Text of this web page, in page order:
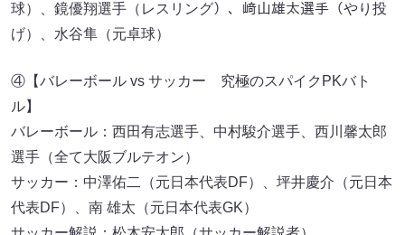
球）、鏡優翔選手（レスリング）、﨑山雄太選手（やり投
げ）、水谷隼（元卓球）
④【バレーボール vs サッカー 究極のスパイクPKバト
ル】
バレーボール：西田有志選手、中村駿介選手、西川馨太郎
選手（全て大阪ブルテオン）
サッカー：中澤佑二（元日本代表DF）、坪井慶介（元日本
代表DF）、南 雄太（元日本代表GK）